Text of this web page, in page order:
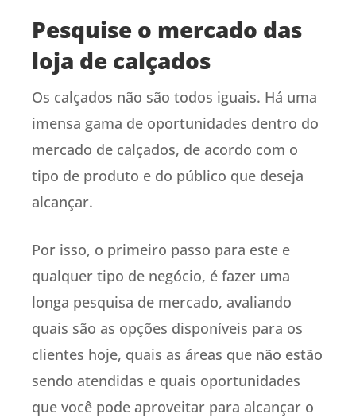
Pesquise o mercado das
loja de calçados
Os calçados não são todos iguais. Há uma
imensa gama de oportunidades dentro do
mercado de calçados, de acordo com o
tipo de produto e do público que deseja
alcançar.
Por isso, o primeiro passo para este e
qualquer tipo de negócio, é fazer uma
longa pesquisa de mercado, avaliando
quais são as opções disponíveis para os
clientes hoje, quais as áreas que não estão
sendo atendidas e quais oportunidades
que você pode aproveitar para alcançar o